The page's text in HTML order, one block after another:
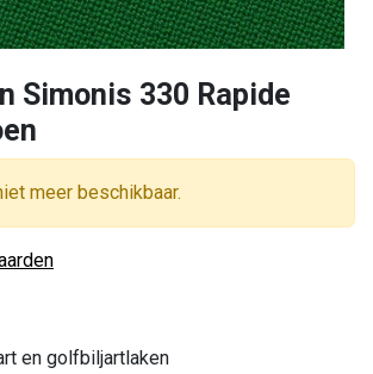
Simonis 330 Rapide
meer beschikbaar.
en golfbiljartlaken